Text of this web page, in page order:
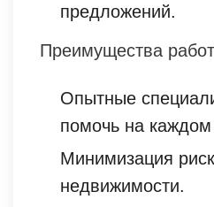
предложений.
Преимущества
Опытные
помочь на каждом
Минимизация
недвижимости.